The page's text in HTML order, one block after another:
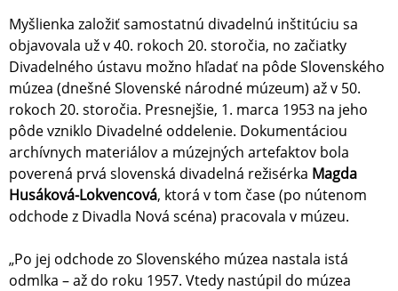
Myšlienka založiť samostatnú divadelnú inštitúciu sa
objavovala už v 40. rokoch 20. storočia, no začiatky
Divadelného ústavu možno hľadať na pôde Slovenského
múzea (dnešné Slovenské národné múzeum) až v 50.
rokoch 20. storočia. Presnejšie, 1. marca 1953 na jeho
pôde vzniklo Divadelné oddelenie. Dokumentáciou
archívnych materiálov a múzejných artefaktov bola
poverená prvá slovenská divadelná režisérka Magda
Husáková-Lokvencová, ktorá v tom čase (po nútenom
odchode z Divadla Nová scéna) pracovala v múzeu.
„Po jej odchode zo Slovenského múzea nastala istá
odmlka – až do roku 1957. Vtedy nastúpil do múzea